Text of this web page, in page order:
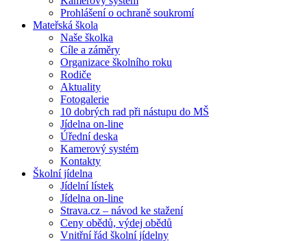
Prohlášení o ochraně soukromí
Mateřská škola
Naše školka
Cíle a záměry
Organizace školního roku
Rodiče
Aktuality
Fotogalerie
10 dobrých rad při nástupu do MŠ
Jídelna on-line
Úřední deska
Kamerový systém
Kontakty
Školní jídelna
Jídelní lístek
Jídelna on-line
Strava.cz – návod ke stažení
Ceny obědů, výdej obědů
Vnitřní řád školní jídelny